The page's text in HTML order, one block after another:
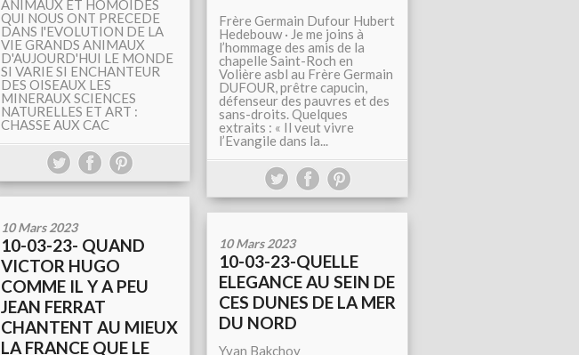
Frère Germain Dufour Hubert
Hedebouw · Je me joins à
l’hommage des amis de la
chapelle Saint-Roch en
Volière asbl au Frère Germain
DUFOUR, prêtre capucin,
défenseur des pauvres et des
sans-droits. Quelques
extraits : « Il veut vivre
l’Evangile dans la...
ANIMAUX ET HOMOIDES
QUI NOUS ONT PRECEDE
DANS l'EVOLUTION DE LA
VIE GRANDS ANIMAUX
D'AUJOURD'HUI LE MONDE
SI VARIE SI ENCHANTEUR
DES OISEAUX LES
MINERAUX SCIENCES
NATURELLES ET ART :
CHASSE AUX CAC
10 Mars 2023
10-03-23- QUAND
VICTOR HUGO
COMME IL Y A PEU
JEAN FERRAT
CHANTENT AU MIEUX
LA FRANCE QUE LE
10 Mars 2023
10-03-23-QUELLE
ELEGANCE AU SEIN DE
CES DUNES DE LA MER
DU NORD
Yvan Bakchoy